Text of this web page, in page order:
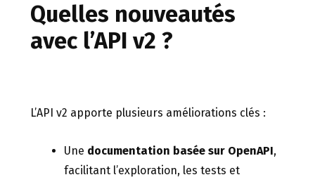
Quelles nouveautés
avec l’API v2 ?
L’API v2 apporte plusieurs améliorations clés :
Une documentation basée sur OpenAPI,
facilitant l’exploration, les tests et